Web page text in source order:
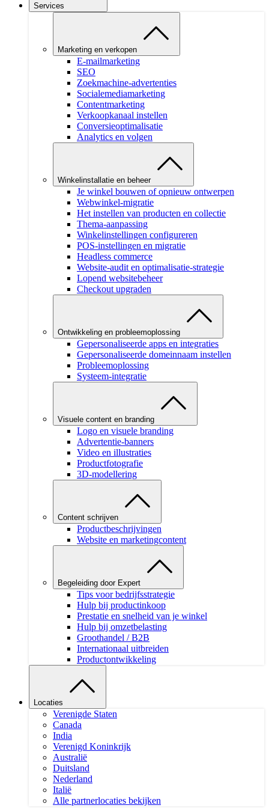
Services
Marketing en verkopen
E-mailmarketing
SEO
Zoekmachine-advertenties
Socialemediamarketing
Contentmarketing
Verkoopkanaal instellen
Conversieoptimalisatie
Analytics en volgen
Winkelinstallatie en beheer
Je winkel bouwen of opnieuw ontwerpen
Webwinkel-migratie
Het instellen van producten en collectie
Thema-aanpassing
Winkelinstellingen configureren
POS-instellingen en migratie
Headless commerce
Website-audit en optimalisatie-strategie
Lopend websitebeheer
Checkout upgraden
Ontwikkeling en probleemoplossing
Gepersonaliseerde apps en integraties
Gepersonaliseerde domeinnaam instellen
Probleemoplossing
Systeem-integratie
Visuele content en branding
Logo en visuele branding
Advertentie-banners
Video en illustraties
Productfotografie
3D-modellering
Content schrijven
Productbeschrijvingen
Website en marketingcontent
Begeleiding door Expert
Tips voor bedrijfsstrategie
Hulp bij productinkoop
Prestatie en snelheid van je winkel
Hulp bij omzetbelasting
Groothandel / B2B
Internationaal uitbreiden
Productontwikkeling
Locaties
Verenigde Staten
Canada
India
Verenigd Koninkrijk
Australië
Duitsland
Nederland
Italië
Alle partnerlocaties bekijken